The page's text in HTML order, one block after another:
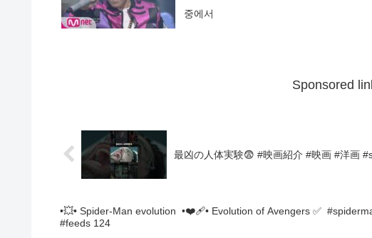
중에서
Sponsored
最凶の人体実験😨 #映画紹介 #映画 #洋画
•💥• Spider-Man evolution •❤️‍🩹• Evolution of Avengers ✅
#feeds 124